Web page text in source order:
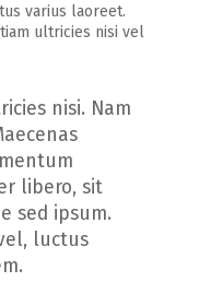
varius laoreet.
ultricies nisi vel
nisi. Nam
libero, sit
sed ipsum.
luctus